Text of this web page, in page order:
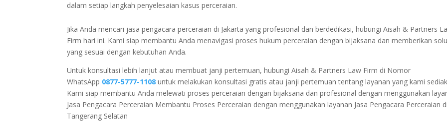
dalam setiap langkah penyelesaian kasus perceraian.
Jika Anda mencari jasa pengacara perceraian di Jakarta yang profesional dan berdedikasi, hubungi Aisah & Partners
Firm hari ini. Kami siap membantu Anda menavigasi proses hukum perceraian dengan bijaksana dan memberikan
yang sesuai dengan kebutuhan Anda.
Untuk konsultasi lebih lanjut atau membuat janji pertemuan, hubungi Aisah & Partners Law Firm di Nomor
WhatsApp 0877-5777-1108 untuk melakukan konsultasi gratis atau janji pertemuan tentang layanan yang kami
Kami siap membantu Anda melewati proses perceraian dengan bijaksana dan profesional dengan menggunakan
Jasa Pengacara Perceraian Membantu Proses Perceraian dengan menggunakan layanan Jasa Pengacara Perceraian di
Tangerang Selatan